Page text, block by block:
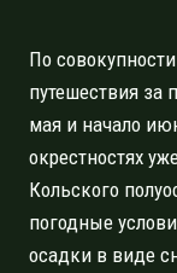
По
путешествия за
мая и начало
окрестностях
Кольского
погодные
осадки в виде